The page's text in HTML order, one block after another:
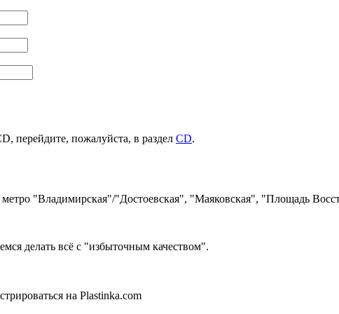
перейдите, пожалуйста, в раздел CD.
"Владимирская"/"Достоевская", "Маяковская", "Площадь
делать всё с "избыточным качеством".
на Plastinka.com